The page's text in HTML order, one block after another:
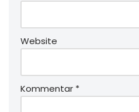
Website
Kommentar *